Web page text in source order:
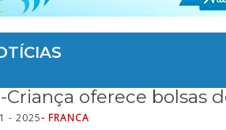
Criança oferece bolsas
- 2025- FRANCA